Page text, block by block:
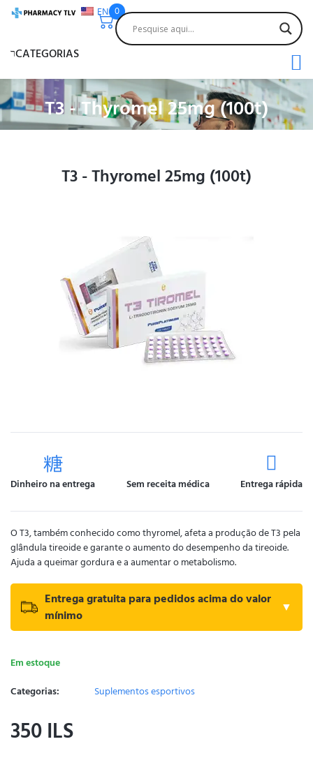
EN 0
CATEGORIAS
T3 - Thyromel 25mg (100t)
T3 - Thyromel 25mg (100t)
Dinheiro na entrega Sem receita médica Entrega rápida
O T3, também conhecido como thyromel, afeta a produção de T3 pela
glândula tireoide e garante o aumento do desempenho da tireoide.
Ajuda a queimar gordura e a aumentar o metabolismo.
Entrega gratuita para pedidos acima do valor
mínimo
▼
Em estoque
Categorias:
Suplementos esportivos
350ILS